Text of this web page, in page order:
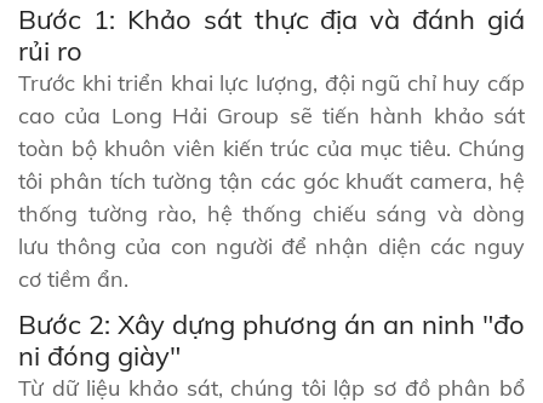
Bước 1: Khảo sát thực địa và đánh giá
rủi ro
Trước khi triển khai lực lượng, đội ngũ chỉ huy cấp
cao của Long Hải Group sẽ tiến hành khảo sát
toàn bộ khuôn viên kiến trúc của mục tiêu. Chúng
tôi phân tích tường tận các góc khuất camera, hệ
thống tường rào, hệ thống chiếu sáng và dòng
lưu thông của con người để nhận diện các nguy
cơ tiềm ẩn.
Bước 2: Xây dựng phương án an ninh "đo
ni đóng giày"
Từ dữ liệu khảo sát, chúng tôi lập sơ đồ phân bổ